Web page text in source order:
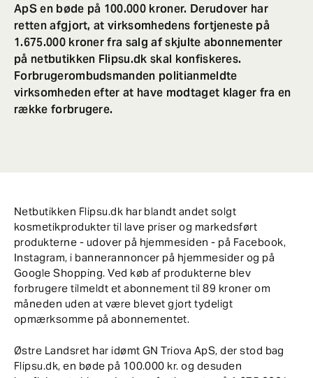
ApS en bøde på 100.000 kroner. Derudover har
retten afgjort, at virksomhedens fortjeneste på
1.675.000 kroner fra salg af skjulte abonnementer
på netbutikken Flipsu.dk skal konfiskeres.
Forbrugerombudsmanden politianmeldte
virksomheden efter at have modtaget klager fra en
række forbrugere.
Netbutikken Flipsu.dk har blandt andet solgt
kosmetikprodukter til lave priser og markedsført
produkterne - udover på hjemmesiden - på Facebook,
Instagram, i bannerannoncer på hjemmesider og på
Google Shopping. Ved køb af produkterne blev
forbrugere tilmeldt et abonnement til 89 kroner om
måneden uden at være blevet gjort tydeligt
opmærksomme på abonnementet.
Østre Landsret har idømt GN Triova ApS, der stod bag
Flipsu.dk, en bøde på 100.000 kr. og desuden